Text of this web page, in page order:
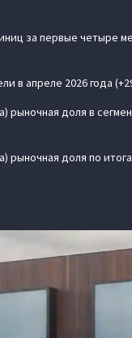
за первые четыре
в апреле 2026 года
рыночная доля в
рыночная доля по